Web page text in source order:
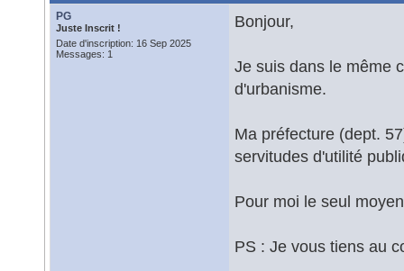
PG
Juste Inscrit !
Date d'inscription: 16 Sep 2025
Messages: 1
Bonjour,
Je suis dans le même
d'urbanisme.
Ma préfecture (dept.
servitudes d'utilité
Pour moi le seul
PS : Je vous tiens au